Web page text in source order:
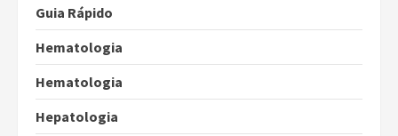
Guia Rápido
Hematologia
Hematologia
Hepatologia